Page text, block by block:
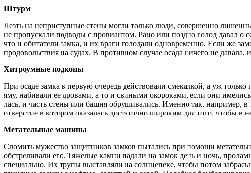
Штурм
Лезть на непри­ступные стены могли только люди, совершенно
не про­пускали подводы с провиантом. Рано или поздно голод да­вал о
что и обитатели замка, и их враги голодали одновременно. Если же
продовольствия на судах. В противном случае осада ничего не
Хитроумные подкопы
При осаде замка в первую очередь действовали смекал­кой, а уж
яму, набивали ее дровами, а то и свиными окороками, если они
лась, и часть стены или башня обру­шивались. Именно так. например,
отверстие в котором оказа­лась достаточно широким для того, что­бы в
Метательные машины
Сломить мужество защитников замков пытались при помощи
обстреливали его. Тяжелые камни падали на замок день и ночь,
специально. Их трупы выставляли на солнцепеке, что­бы потом